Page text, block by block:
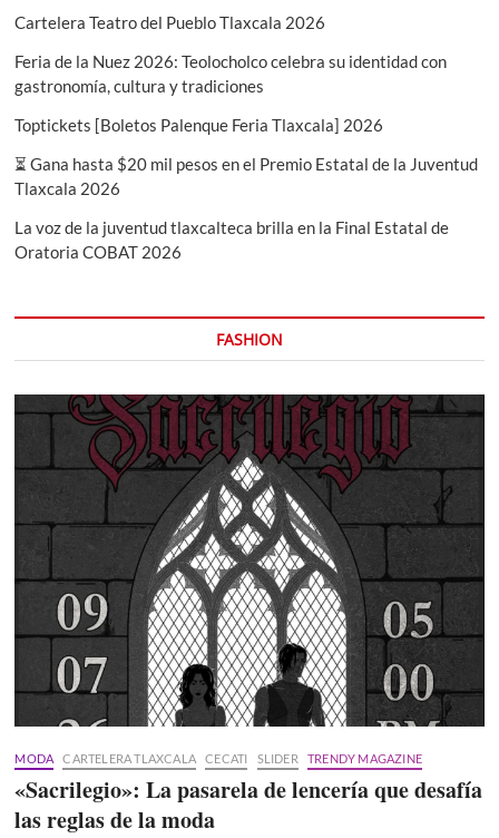
Cartelera Teatro del Pueblo Tlaxcala 2026
Feria de la Nuez 2026: Teolocholco celebra su identidad con
gastronomía, cultura y tradiciones
Toptickets [Boletos Palenque Feria Tlaxcala] 2026
⏳ Gana hasta $20 mil pesos en el Premio Estatal de la Juventud
Tlaxcala 2026
La voz de la juventud tlaxcalteca brilla en la Final Estatal de
Oratoria COBAT 2026
FASHION
MODA CARTELERA TLAXCALA CECATI SLIDER TRENDY MAGAZINE
«Sacrilegio»: La pasarela de lencería que desafía
las reglas de la moda